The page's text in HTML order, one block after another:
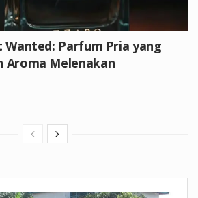
Wanted: Parfum Pria yang
Aroma Melenakan